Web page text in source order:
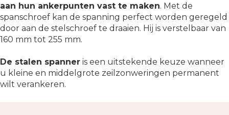
aan hun ankerpunten vast te maken. Met de
spanschroef kan de spanning perfect worden geregeld
door aan de stelschroef te draaien. Hij is verstelbaar van
160 mm tot 255 mm.
De stalen spanner is een uitstekende keuze wanneer
u kleine en middelgrote zeilzonweringen permanent
wilt verankeren.